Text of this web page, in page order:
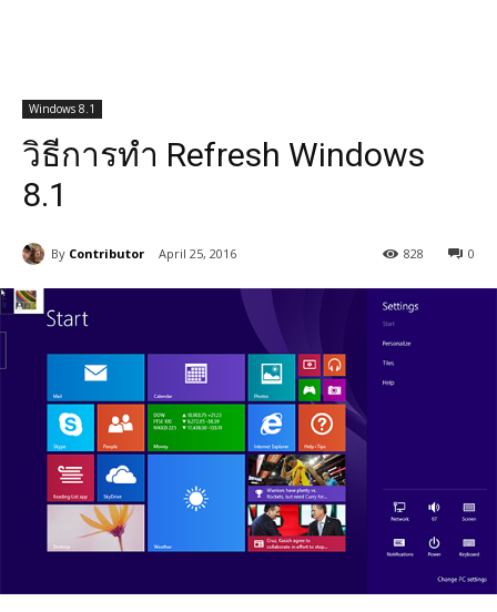
Windows 8.1
วิธีการทำ Refresh Windows
8.1
By Contributor April 25, 2016 0
828